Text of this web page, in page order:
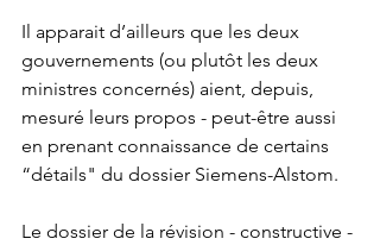
Il apparait d’ailleurs que les deux
gouvernements (ou plutôt les deux
ministres concernés) aient, depuis,
mesuré leurs propos - peut-être aussi
en prenant connaissance de certains
“détails" du dossier Siemens-Alstom.
Le dossier de la révision - constructive -